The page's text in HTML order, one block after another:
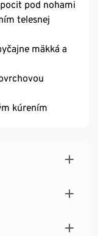
pod nohami
telesnej
mäkká a
kúrením